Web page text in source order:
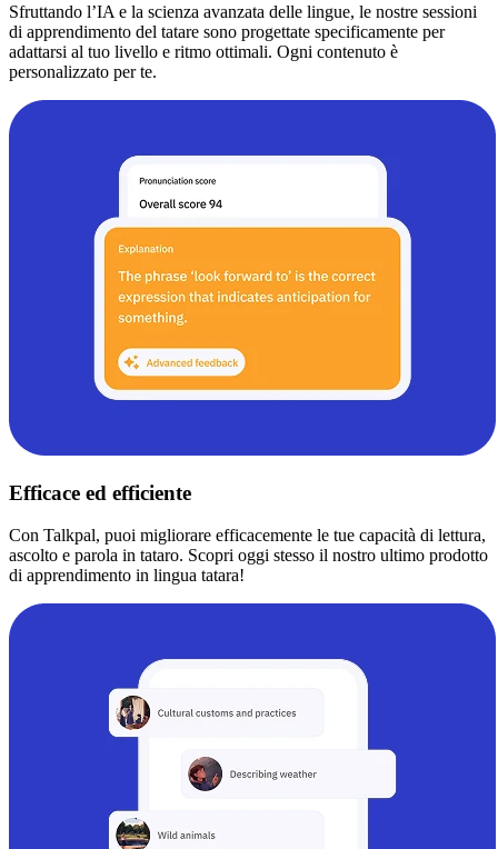
Sfruttando l’IA e la scienza avanzata delle lingue, le nostre sessioni
di apprendimento del tatare sono progettate specificamente per
adattarsi al tuo livello e ritmo ottimali. Ogni contenuto è
personalizzato per te.
Efficace ed efficiente
Con Talkpal, puoi migliorare efficacemente le tue capacità di lettura,
ascolto e parola in tataro. Scopri oggi stesso il nostro ultimo prodotto
di apprendimento in lingua tatara!